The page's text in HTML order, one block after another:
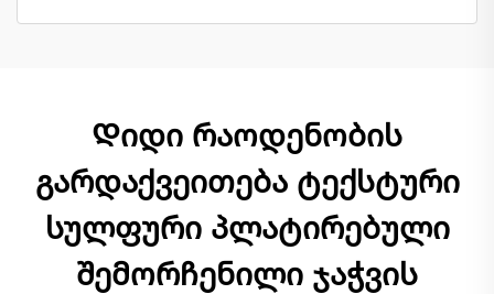
Დიდი რაოდენობის
გარდაქვეითება ტექსტური
სულფური პლატირებული
შემორჩენილი ჯაჭვის